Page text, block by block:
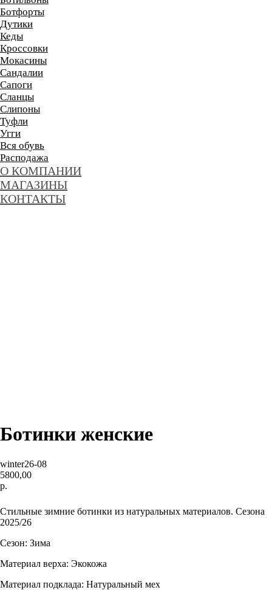
Ботфорты
Дутики
Кеды
Кроссовки
Мокасины
Сандалии
Сапоги
Сланцы
Слипоны
Туфли
Угги
Вся обувь
Расподажа
О КОМПАНИИ
МАГАЗИНЫ
КОНТАКТЫ
Ботинки женские
winter26-08
5800,00
р.
Стильные зимние ботинки из натуральных материалов. Сезона
2025/26
Сезон: Зима
Материал верха: Экокожа
Материал подклада: Натуральный мех